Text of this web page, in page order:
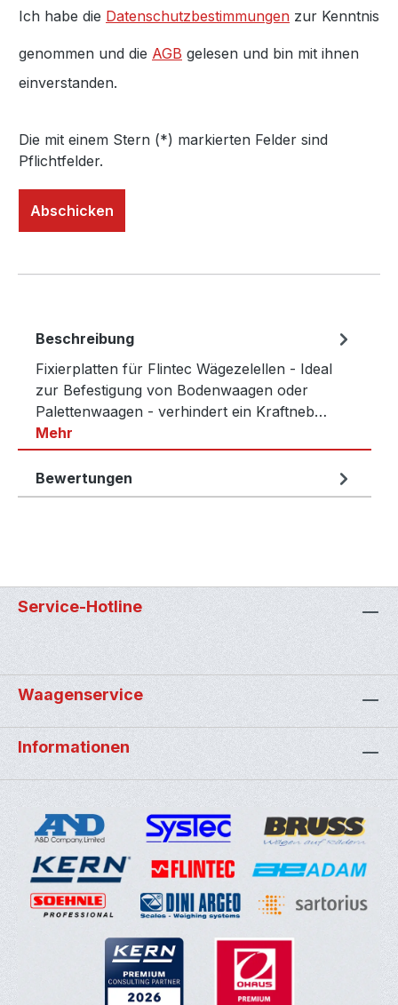
Ich habe die Datenschutzbestimmungen zur Kenntnis
genommen und die AGB gelesen und bin mit ihnen
einverstanden.
Die mit einem Stern (*) markierten Felder sind
Pflichtfelder.
Abschicken
Beschreibung
Fixierplatten für Flintec Wägezelellen - Ideal
zur Befestigung von Bodenwaagen oder
Palettenwaagen - verhindert ein Kraftneb…
Mehr
Bewertungen
Service-Hotline
Waagenservice
Informationen